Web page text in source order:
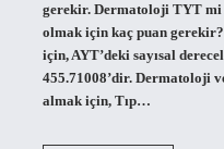
gerekir. Dermatoloji TYT
olmak için kaç puan
için, AYT’deki sayısal
455.71008’dir. Dermatoloji
almak için, Tıp…